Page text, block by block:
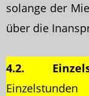
solange der
über die
4.2.